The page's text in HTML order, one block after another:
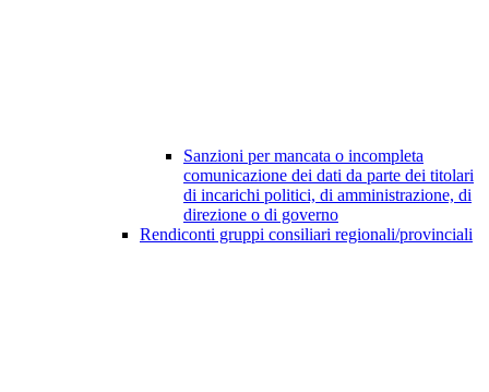
Sanzioni per mancata o incompleta
comunicazione dei dati da parte dei titolari
di incarichi politici, di amministrazione, di
direzione o di governo
Rendiconti gruppi consiliari regionali/provinciali